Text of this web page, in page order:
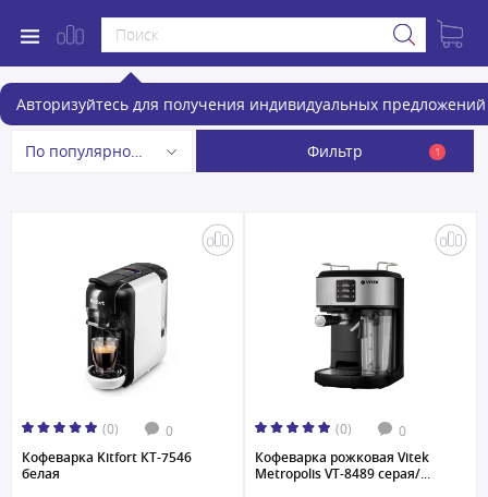
Авторизуйтесь для получения индивидуальных предложений
Рожковые кофеварки
По популярности Фильтр 1
(0) 0
Кофеварка Kitfort КТ-7546
белая
(0) 0
Кофеварка рожковая Vitek
Metropolis VT-8489 серая/...